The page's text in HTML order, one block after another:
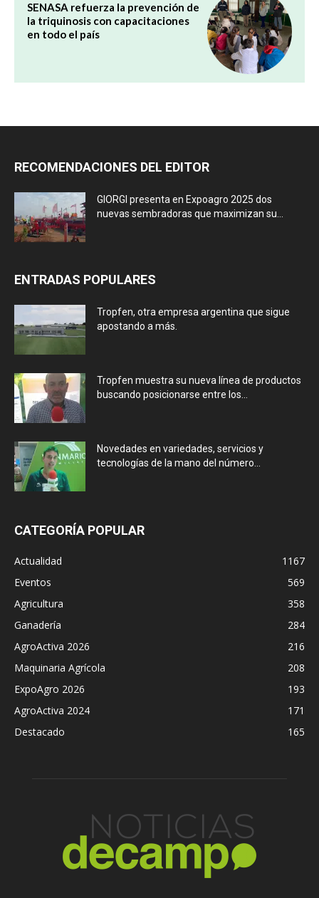
SENASA refuerza la prevención de
la triquinosis con capacitaciones
en todo el país
RECOMENDACIONES DEL EDITOR
GIORGI presenta en Expoagro 2025 dos
nuevas sembradoras que maximizan su...
ENTRADAS POPULARES
Tropfen, otra empresa argentina que sigue
apostando a más.
Tropfen muestra su nueva línea de productos
buscando posicionarse entre los...
Novedades en variedades, servicios y
tecnologías de la mano del número...
CATEGORÍA POPULAR
Actualidad
1167
Eventos
569
Agricultura
358
Ganadería
284
AgroActiva 2026
216
Maquinaria Agrícola
208
ExpoAgro 2026
193
AgroActiva 2024
171
Destacado
165